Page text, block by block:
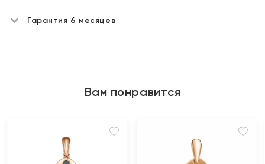
Гарантия 6 месяцев
Вам понравится